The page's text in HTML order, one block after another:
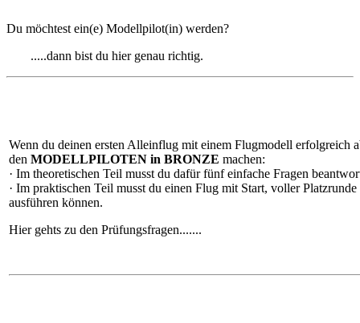
Du möchtest ein(e) Modellpilot(in) werden?
.....dann bist du hier genau richtig.
Wenn du deinen ersten Alleinflug mit einem Flugmodell erfolgreich
den MODELLPILOTEN in BRONZE machen:
· Im theoretischen Teil musst du dafür fünf einfache Fragen
· Im praktischen Teil musst du einen Flug mit Start, voller
ausführen können.
Hier gehts zu den Prüfungsfragen.......